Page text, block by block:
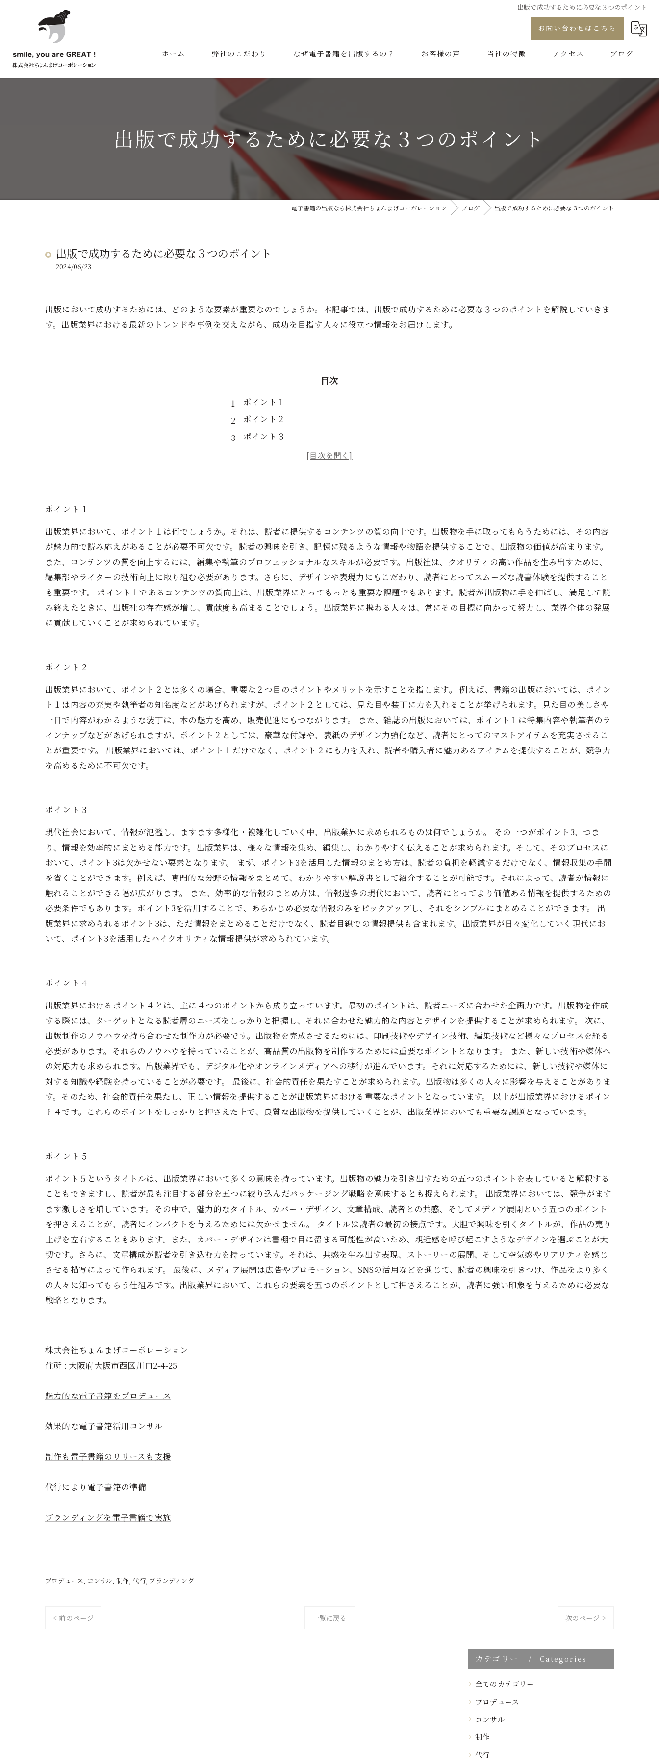
出版で成功するために必要な３つのポイント
お問い合わせはこちら
ホーム 弊社のこだわり
代表挨拶
なぜ電子書籍を出版するの？ お客様の声 当社の特徴
制作
アクセス ブログ
出版で成功するために必要な３つのポイント
電子書籍の出版なら株式会社ちょんまげコーポレーション ブログ 出版で成功するために必要な３つのポイント
出版で成功するために必要な３つのポイント
2024/06/23
出版において成功するためには、どのような要素が重要なのでしょうか。本記事では、出版で成功するために必要な３つのポイントを解説していきま
す。出版業界における最新のトレンドや事例を交えながら、成功を目指す人々に役立つ情報をお届けします。
目次
ポイント１
ポイント２
ポイント３
ポイント５
ポイント１
出版業界において、ポイント１は何でしょうか。それは、読者に提供するコンテンツの質の向上です。出版物を手に取ってもらうためには、その内容
が魅力的で読み応えがあることが必要不可欠です。読者の興味を引き、記憶に残るような情報や物語を提供することで、出版物の価値が高まります。
また、コンテンツの質を向上するには、編集や執筆のプロフェッショナルなスキルが必要です。出版社は、クオリティの高い作品を生み出すために、
編集部やライターの技術向上に取り組む必要があります。さらに、デザインや表現力にもこだわり、読者にとってスムーズな読書体験を提供すること
も重要です。 ポイント１であるコンテンツの質向上は、出版業界にとってもっとも重要な課題でもあります。読者が出版物に手を伸ばし、満足して読
み終えたときに、出版社の存在感が増し、貢献度も高まることでしょう。出版業界に携わる人々は、常にその目標に向かって努力し、業界全体の発展
に貢献していくことが求められています。
ポイント２
出版業界において、ポイント２とは多くの場合、重要な２つ目のポイントやメリットを示すことを指します。 例えば、書籍の出版においては、ポイン
ト１は内容の充実や執筆者の知名度などがあげられますが、ポイント２としては、見た目や装丁に力を入れることが挙げられます。見た目の美しさや
一目で内容がわかるような装丁は、本の魅力を高め、販売促進にもつながります。 また、雑誌の出版においては、ポイント１は特集内容や執筆者のラ
インナップなどがあげられますが、ポイント２としては、豪華な付録や、表紙のデザイン力強化など、読者にとってのマストアイテムを充実させるこ
とが重要です。 出版業界においては、ポイント１だけでなく、ポイント２にも力を入れ、読者や購入者に魅力あるアイテムを提供することが、競争力
を高めるために不可欠です。
ポイント３
現代社会において、情報が氾濫し、ますます多様化・複雑化していく中、出版業界に求められるものは何でしょうか。 その一つがポイント3、つま
り、情報を効率的にまとめる能力です。出版業界は、様々な情報を集め、編集し、わかりやすく伝えることが求められます。そして、そのプロセスに
おいて、ポイント3は欠かせない要素となります。 まず、ポイント3を活用した情報のまとめ方は、読者の負担を軽減するだけでなく、情報収集の手間
を省くことができます。例えば、専門的な分野の情報をまとめて、わかりやすい解説書として紹介することが可能です。それによって、読者が情報に
触れることができる幅が広がります。 また、効率的な情報のまとめ方は、情報過多の現代において、読者にとってより価値ある情報を提供するための
必要条件でもあります。ポイント3を活用することで、あらかじめ必要な情報のみをピックアップし、それをシンプルにまとめることができます。 出
版業界に求められるポイント3は、ただ情報をまとめることだけでなく、読者目線での情報提供も含まれます。出版業界が日々変化していく現代にお
いて、ポイント3を活用したハイクオリティな情報提供が求められています。
ポイント４
出版業界におけるポイント４とは、主に４つのポイントから成り立っています。最初のポイントは、読者ニーズに合わせた企画力です。出版物を作成
する際には、ターゲットとなる読者層のニーズをしっかりと把握し、それに合わせた魅力的な内容とデザインを提供することが求められます。 次に、
出版制作のノウハウを持ち合わせた制作力が必要です。出版物を完成させるためには、印刷技術やデザイン技術、編集技術など様々なプロセスを経る
必要があります。それらのノウハウを持っていることが、高品質の出版物を制作するためには重要なポイントとなります。 また、新しい技術や媒体へ
の対応力も求められます。出版業界でも、デジタル化やオンラインメディアへの移行が進んでいます。それに対応するためには、新しい技術や媒体に
対する知識や経験を持っていることが必要です。 最後に、社会的責任を果たすことが求められます。出版物は多くの人々に影響を与えることがありま
す。そのため、社会的責任を果たし、正しい情報を提供することが出版業界における重要なポイントとなっています。 以上が出版業界におけるポイン
ト４です。これらのポイントをしっかりと押さえた上で、良質な出版物を提供していくことが、出版業界においても重要な課題となっています。
ポイント５
ポイント５というタイトルは、出版業界において多くの意味を持っています。出版物の魅力を引き出すための五つのポイントを表していると解釈する
こともできますし、読者が最も注目する部分を五つに絞り込んだパッケージング戦略を意味するとも捉えられます。 出版業界においては、競争がます
ます激しさを増しています。その中で、魅力的なタイトル、カバー・デザイン、文章構成、読者との共感、そしてメディア展開という五つのポイント
を押さえることが、読者にインパクトを与えるためには欠かせません。 タイトルは読者の最初の接点です。大胆で興味を引くタイトルが、作品の売り
上げを左右することもあります。また、カバー・デザインは書棚で目に留まる可能性が高いため、親近感を呼び起こすようなデザインを選ぶことが大
切です。さらに、文章構成が読者を引き込む力を持っています。それは、共感を生み出す表現、ストーリーの展開、そして空気感やリアリティを感じ
させる描写によって作られます。 最後に、メディア展開は広告やプロモーション、SNSの活用などを通じて、読者の興味を引きつけ、作品をより多く
の人々に知ってもらう仕組みです。出版業界において、これらの要素を五つのポイントとして押さえることが、読者に強い印象を与えるために必要な
戦略となります。
----------------------------------------------------------------------
株式会社ちょんまげコーポレーション
住所 : 大阪府大阪市西区川口2-4-25
魅力的な電子書籍をプロデュース
効果的な電子書籍活用コンサル
制作も電子書籍のリリースも支援
代行により電子書籍の準備
ブランディングを電子書籍で実施
----------------------------------------------------------------------
プロデュース コンサル 制作 代行 ブランディング
< 前のページ 一覧に戻る 次のページ >
カテゴリー Categories
全てのカテゴリー
プロデュース
コンサル
制作
代行